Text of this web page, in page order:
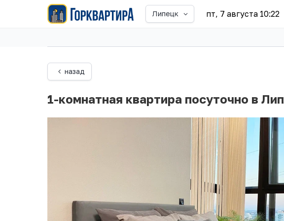
Липецк пт, 7 августа 10:22
назад
1-комнатная квартира посуточно в